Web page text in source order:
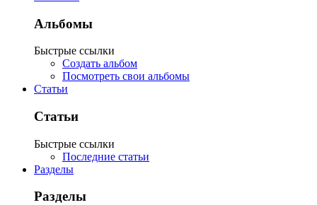
Альбомы
Быстрые ссылки
Создать альбом
Посмотреть свои альбомы
Статьи
Статьи
Быстрые ссылки
Последние статьи
Разделы
Разделы